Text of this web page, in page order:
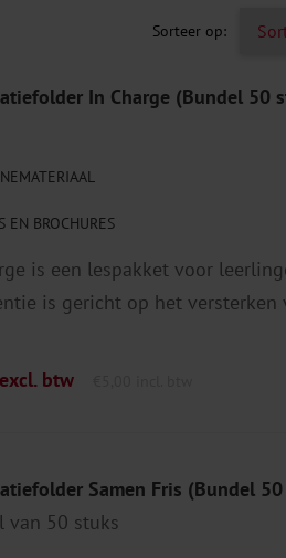
In Charge (Bundel 50
EN BROCHURES
is een lespakket voor
is gericht op het versterken
excl. btw
Samen Fris (Bundel
van 50 stuks